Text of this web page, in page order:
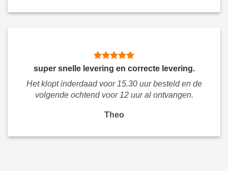
super snelle levering en correcte levering.
Het klopt inderdaad voor 15.30 uur besteld en de
volgende ochtend voor 12 uur al ontvangen.
Theo